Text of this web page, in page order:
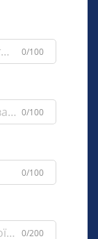
0/100
0/100
0/100
0/200